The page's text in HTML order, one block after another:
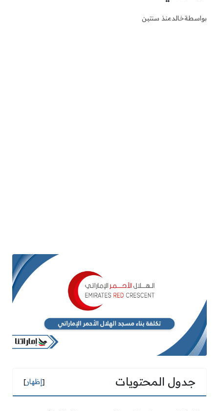
بواسطةخالدمنذ سنتين
جدول المحتويات [إظهار]